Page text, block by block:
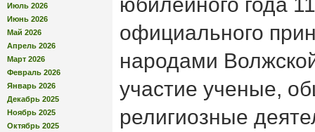
Июль 2026
Июнь 2026
Май 2026
Апрель 2026
Март 2026
Февраль 2026
Январь 2026
Декабрь 2025
Ноябрь 2025
Октябрь 2025
официального
народами
участие ученые,
религиозные